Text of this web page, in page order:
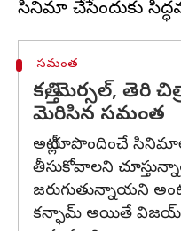
సమంత
కత్తి, మెర్సల్, తెరి
మెరిసిన సమంత
అట్లీ రూపొందించే
తీసుకోవాలని
జరుగుతున్నాయని
కన్ఫామ్ అయితే విజయ్